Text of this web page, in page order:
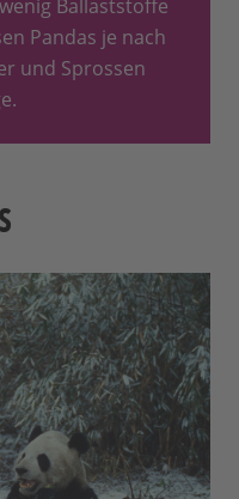
Ballaststoffe
Pandas je nach
und Sprossen